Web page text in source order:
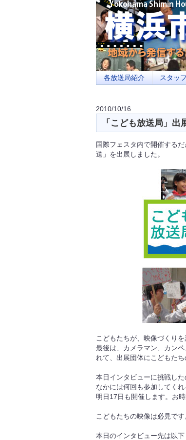
横浜の地域メディア、地域・市
を目指します
各放送局紹介 スタッ
2010/10/16
「こども放送局」出
国際フェスタ内で開催する
送」を出展しました。
こどもたちが、映像づくり
最後は、カメラマン、カン
れて、出展団体にこどもたち
本日インタビューに挑戦し
なかには何回も参加してくれ
明日17日も開催します。お
こどもたちの映像は必見で
本日のインタビュー先は以下